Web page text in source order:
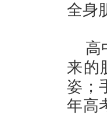
全身
高
来的
姿；
年高